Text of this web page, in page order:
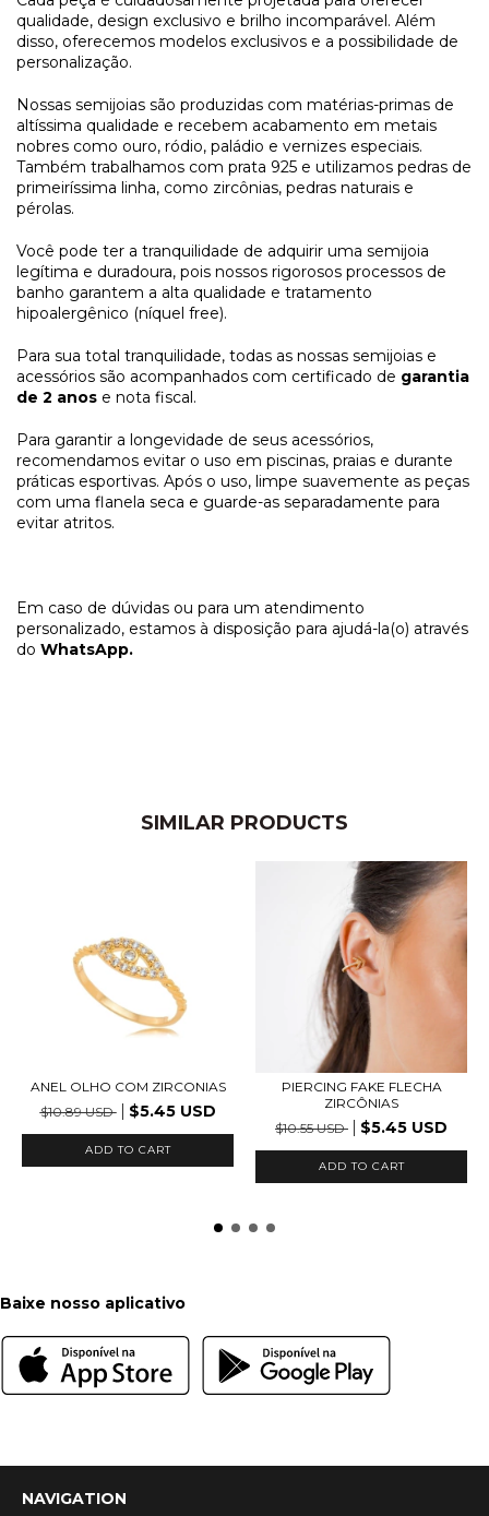
qualidade, design exclusivo e brilho incomparável. Além
disso, oferecemos modelos exclusivos e a possibilidade de
personalização.
Nossas semijoias são produzidas com matérias-primas de
altíssima qualidade e recebem acabamento em metais
nobres como ouro, ródio, paládio e vernizes especiais.
Também trabalhamos com prata 925 e utilizamos pedras de
primeiríssima linha, como zircônias, pedras naturais e
pérolas.
Você pode ter a tranquilidade de adquirir uma semijoia
legítima e duradoura, pois nossos rigorosos processos de
banho garantem a alta qualidade e tratamento
hipoalergênico (níquel free).
Para sua total tranquilidade, todas as nossas semijoias e
acessórios são acompanhados com certificado de garantia
de 2 anos e nota fiscal.
Para garantir a longevidade de seus acessórios,
recomendamos evitar o uso em piscinas, praias e durante
práticas esportivas. Após o uso, limpe suavemente as peças
com uma flanela seca e guarde-as separadamente para
evitar atritos.
Em caso de dúvidas ou para um atendimento
personalizado, estamos à disposição para ajudá-la(o) através
do WhatsApp.
SIMILAR PRODUCTS
ANEL OLHO COM ZIRCONIAS
$10.89 USD
$5.45 USD
ADD TO CART
PIERCING FAKE FLECHA
ZIRCÔNIAS
$10.55 USD
$5.45 USD
ADD TO CART
Baixe nosso aplicativo
NAVIGATION